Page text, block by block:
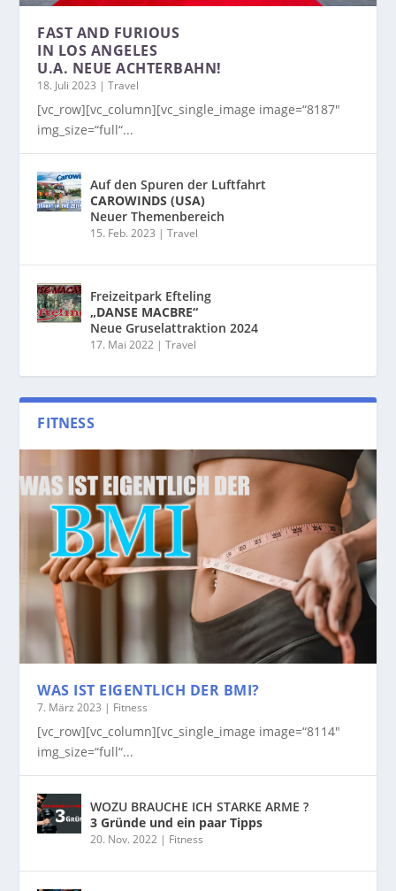
FAST AND FURIOUS
IN LOS ANGELES
U.A. NEUE ACHTERBAHN!
18. Juli 2023 |Travel
[vc_row][vc_column][vc_single_image image=“8187″
img_size=“full“...
Auf den Spuren der Luftfahrt
CAROWINDS (USA)
Neuer Themenbereich
15. Feb. 2023 |Travel
Freizeitpark Efteling
„DANSE MACBRE“
Neue Gruselattraktion 2024
17. Mai 2022 |Travel
FITNESS
WAS IST EIGENTLICH DER BMI?
7. März 2023 | Fitness
[vc_row][vc_column][vc_single_image image=“8114″
img_size=“full“...
WOZU BRAUCHE ICH STARKE ARME ?
3 Gründe und ein paar Tipps
20. Nov. 2022 | Fitness